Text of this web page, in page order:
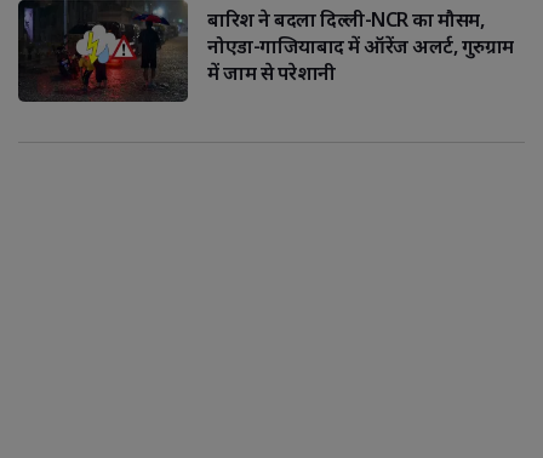
बारिश ने बदला दिल्ली-NCR का मौसम,
नोएडा-गाजियाबाद में ऑरेंज अलर्ट, गुरुग्राम
में जाम से परेशानी